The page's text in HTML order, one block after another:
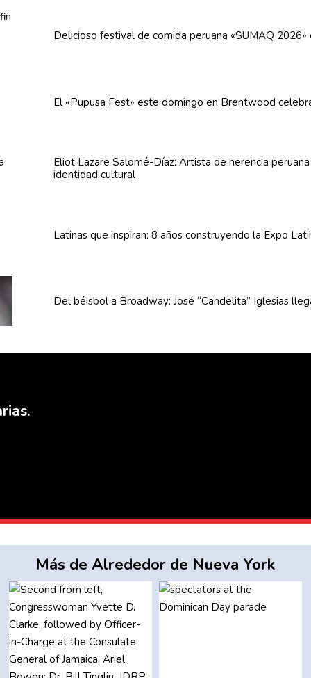
Delicioso festival de comida peruana «SUMAQ
El «Pupusa Fest» este domingo en Brentwood
Eliot Lazare Salomé-Díaz: Artista de herencia
identidad cultural
Latinas que inspiran: 8 años construyendo la Expo
Del béisbol a Broadway: José “Candelita” Iglesias
Más de Alrededor de Nueva York